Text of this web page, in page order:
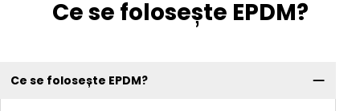
Ce se folosește EPDM?
Ce se folosește EPDM?